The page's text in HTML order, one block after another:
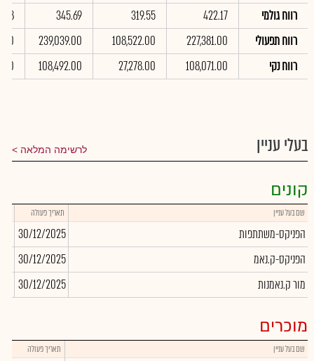
רווח גולמי
422.17
319.55
345.69
רווח תפעולי
227,381.00
108,522.00
239,039.00
רווח נקי
108,071.00
27,278.00
108,492.00
בעלי עניין לרשימה המלאה
קונים
שם בעל עניין תאריך פעולה
הפניקס-משתתפות 30/12/2025
הפניקס-ק.נאמ
30/12/2025
מור ק.נאמנות
30/12/2025
מוכרים
שם בעל עניין תאריך פעולה